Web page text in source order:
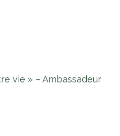
vie » – Ambassadeur